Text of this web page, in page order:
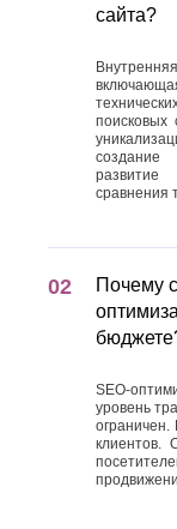
сайта?
создание
сравнения
Почему
SEO-
уровень
ограничен.
клиентов.